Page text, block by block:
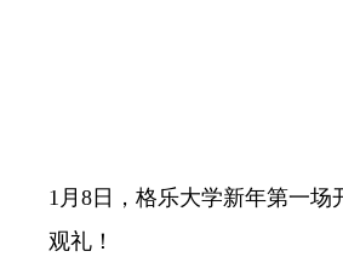
1月8日，格乐大学新年第一场
观礼！